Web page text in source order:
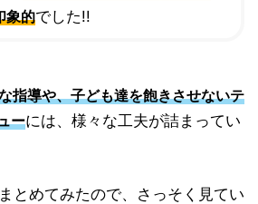
象的でした!!
指導や、子ども達を飽きさせないテ
ーには、様々な工夫が詰まってい
とめてみたので、さっそく見てい